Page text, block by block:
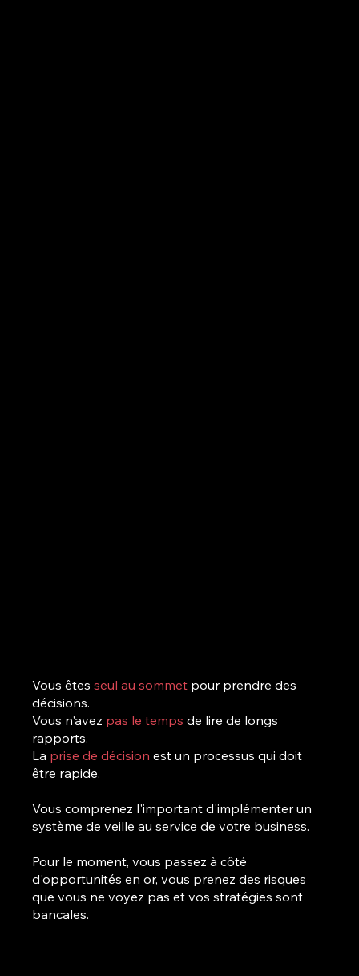
Vous êtes seul au sommet pour prendre des
décisions.
Vous n'avez pas le temps de lire de longs
rapports.
La prise de décision est un processus qui doit
être rapide.
Vous comprenez l'important d'implémenter un
système de veille au service de votre business.
Pour le moment, vous passez à côté
d'opportunités en or, vous prenez des risques
que vous ne voyez pas et vos stratégies sont
bancales.